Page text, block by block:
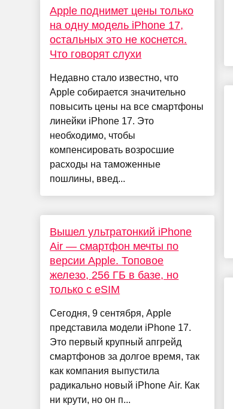
Apple поднимет цены только
на одну модель iPhone 17,
остальных это не коснется.
Что говорят слухи
Недавно стало известно, что
Apple собирается значительно
повысить цены на все смартфоны
линейки iPhone 17. Это
необходимо, чтобы
компенсировать возросшие
расходы на таможенные
пошлины, введ...
Вышел ультратонкий iPhone
Air — смартфон мечты по
версии Apple. Топовое
железо, 256 ГБ в базе, но
только с eSIM
Сегодня, 9 сентября, Apple
представила модели iPhone 17.
Это первый крупный апгрейд
смартфонов за долгое время, так
как компания выпустила
радикально новый iPhone Air. Как
ни крути, но он п...